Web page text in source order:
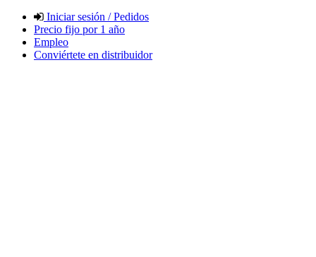
Iniciar sesión / Pedidos
Precio fijo por 1 año
Empleo
Conviértete en distribuidor